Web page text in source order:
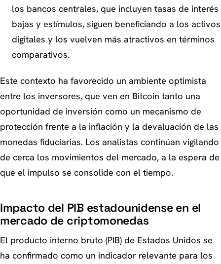
los bancos centrales, que incluyen tasas de interés
bajas y estímulos, siguen beneficiando a los activos
digitales y los vuelven más atractivos en términos
comparativos.
Este contexto ha favorecido un ambiente optimista
entre los inversores, que ven en Bitcoin tanto una
oportunidad de inversión como un mecanismo de
protección frente a la inflación y la devaluación de las
monedas fiduciarias. Los analistas continúan vigilando
de cerca los movimientos del mercado, a la espera de
que el impulso se consolide con el tiempo.
Impacto del PIB estadounidense en el
mercado de criptomonedas
El producto interno bruto (PIB) de Estados Unidos se
ha confirmado como un indicador relevante para los